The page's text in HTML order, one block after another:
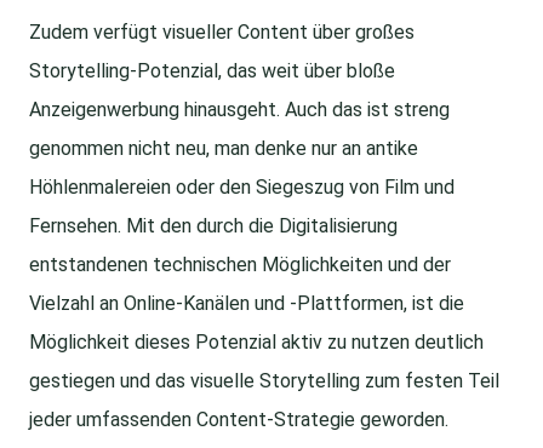
Zudem verfügt visueller Content über großes
Storytelling-Potenzial, das weit über bloße
Anzeigenwerbung hinausgeht. Auch das ist streng
genommen nicht neu, man denke nur an antike
Höhlenmalereien oder den Siegeszug von Film und
Fernsehen. Mit den durch die Digitalisierung
entstandenen technischen Möglichkeiten und der
Vielzahl an Online-Kanälen und -Plattformen, ist die
Möglichkeit dieses Potenzial aktiv zu nutzen deutlich
gestiegen und das visuelle Storytelling zum festen Teil
jeder umfassenden Content-Strategie geworden.